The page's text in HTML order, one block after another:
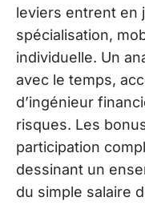
leviers entrent en
spécialisation,
individuelle. Un
avec le temps,
d’ingénieur
risques. Les
participation
dessinant un
du simple salaire